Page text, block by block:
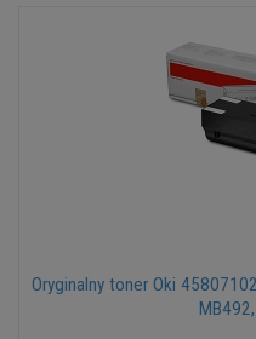
Oryginalny toner Oki